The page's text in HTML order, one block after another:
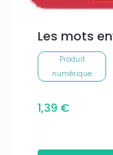
Les mots
Produit
numérique
1,39 €